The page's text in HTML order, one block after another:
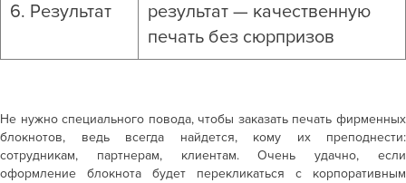
6. Результат
результат — качественную
печать без сюрпризов
Не нужно специального повода, чтобы заказать печать фирменных
блокнотов, ведь всегда найдется, кому их преподнести:
сотрудникам, партнерам, клиентам. Очень удачно, если
оформление блокнота будет перекликаться с корпоративным